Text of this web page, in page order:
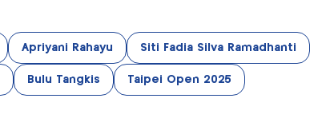
Apriyani Rahayu Siti Fadia Silva Ramadhanti
Bulu Tangkis Taipei Open 2025